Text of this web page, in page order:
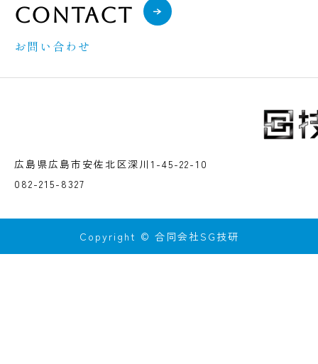
Contact
お問い合わせ
広島県広島市安佐北区深川1-45-22-10
082-215-8327
Copyright © 合同会社SG技研